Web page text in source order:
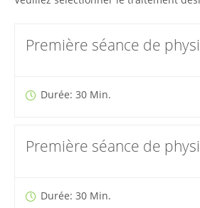
Première séance de
Durée: 30 Min.
Première séance de
Durée: 30 Min.